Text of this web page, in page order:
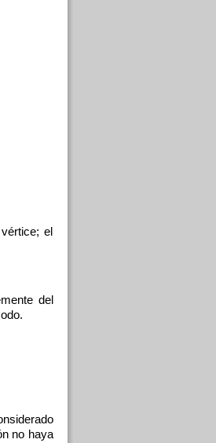
el
del
no haya